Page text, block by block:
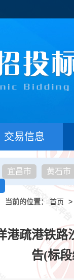
交易信息
宜昌市
黄石市
当前的位置： 首页 >
港疏港铁
告(标